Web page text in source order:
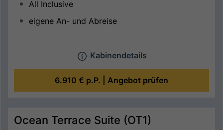
All Inclusive
eigene An- und Abreise
Kabinendetails
6.910 € p.P. | Angebot prüfen
Ocean Terrace Suite (OT1)